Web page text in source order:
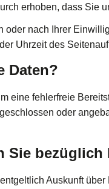
erhoben, dass
oder nach Ihrer
Uhrzeit des
Daten?
eine fehlerfreie
oder
Sie bezüglich
Auskunft